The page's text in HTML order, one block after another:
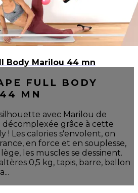
Body Marilou 44 mn
FULL BODY
MN
avec Marilou de
décomplexée grâce à cette
! Les calories s'envolent, on
en force et en souplesse,
les muscles se dessinent.
0,5 kg, tapis, barre, ballon